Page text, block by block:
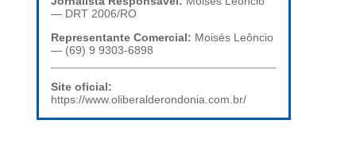
— DRT 2006/RO
Representante Comercial: Moisés Leôncio
— (69) 9 9303-6898
Site oficial:
https://www.oliberalderondonia.com.br/